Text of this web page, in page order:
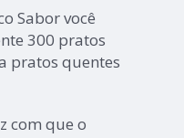
Sabor você
300 pratos
pratos quentes
com que o